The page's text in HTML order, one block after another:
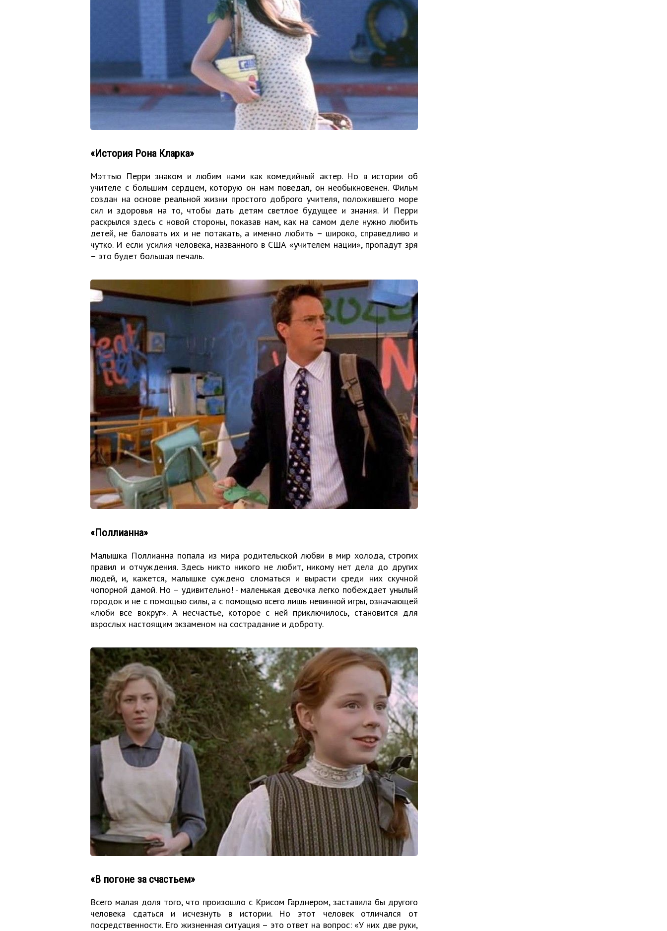
«История Рона Кларка»
Мэттью Перри знаком и любим нами как комедийный актер. Но в истории об
учителе с большим сердцем, которую он нам поведал, он необыкновенен. Фильм
создан на основе реальной жизни простого доброго учителя, положившего море
сил и здоровья на то, чтобы дать детям светлое будущее и знания. И Перри
раскрылся здесь с новой стороны, показав нам, как на самом деле нужно любить
детей, не баловать их и не потакать, а именно любить – широко, справедливо и
чутко. И если усилия человека, названного в США «учителем нации», пропадут зря
– это будет большая печаль.
«Поллианна»
Малышка Поллианна попала из мира родительской любви в мир холода, строгих
правил и отчуждения. Здесь никто никого не любит, никому нет дела до других
людей, и, кажется, малышке суждено сломаться и вырасти среди них скучной
чопорной дамой. Но – удивительно! - маленькая девочка легко побеждает унылый
городок и не с помощью силы, а с помощью всего лишь невинной игры, означающей
«люби все вокруг». А несчастье, которое с ней приключилось, становится для
взрослых настоящим экзаменом на сострадание и доброту.
«В погоне за счастьем»
Всего малая доля того, что произошло с Крисом Гарднером, заставила бы другого
человека сдаться и исчезнуть в истории. Но этот человек отличался от
посредственности. Его жизненная ситуация – это ответ на вопрос: «У них две руки,